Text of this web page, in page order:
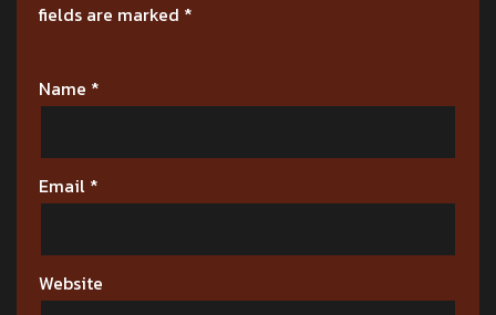
fields are marked *
Name *
Email *
Website